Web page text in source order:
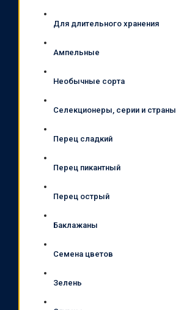
Для длительного хранения
Ампельные
Необычные сорта
Селекционеры, серии и страны
Перец сладкий
Перец пикантный
Перец острый
Баклажаны
Семена цветов
Зелень